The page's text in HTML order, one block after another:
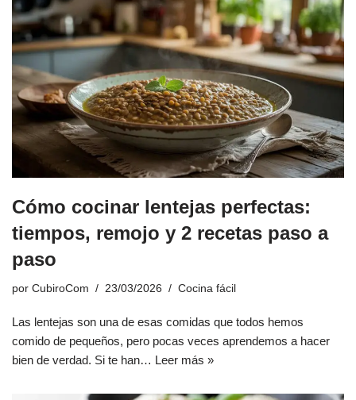
Cómo cocinar lentejas perfectas:
tiempos, remojo y 2 recetas paso a
paso
por CubiroCom 23/03/2026 Cocina fácil
Las lentejas son una de esas comidas que todos hemos
comido de pequeños, pero pocas veces aprendemos a hacer
bien de verdad. Si te han… Leer más »